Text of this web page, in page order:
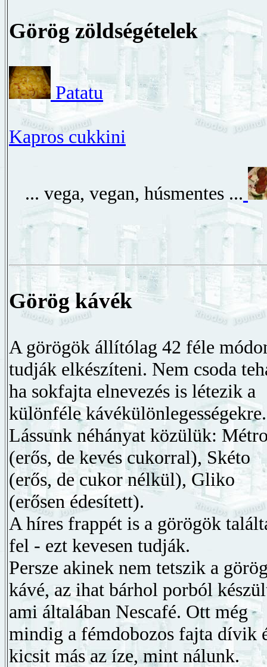
Görög zöldségételek
Patatu
Kapros cukkini
... vega, vegan, húsmentes ...
Görög kávék
A görögök állítólag 42 féle
tudják elkészíteni. Nem csoda
ha sokfajta elnevezés is létezik a
különféle kávékülönlegességekre.
Lássunk néhányat közülük:
(erős, de kevés cukorral), Skéto
(erős, de cukor nélkül), Gliko
(erősen édesített).
A híres frappét is a görögök
fel - ezt kevesen tudják.
Persze akinek nem tetszik a
kávé, az ihat bárhol porból
ami általában Nescafé. Ott még
mindig a fémdobozos fajta dívik
kicsit más az íze, mint nálunk.